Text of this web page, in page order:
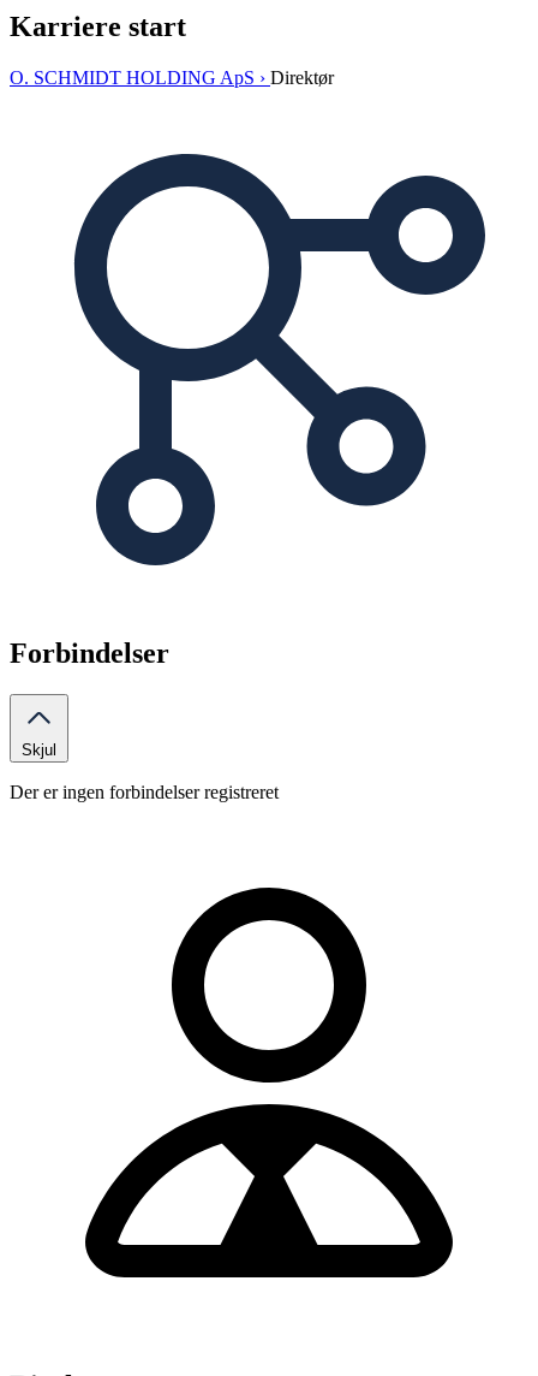
Karriere start
O. SCHMIDT HOLDING ApS › Direktør
Forbindelser
Skjul
Der er ingen forbindelser registreret